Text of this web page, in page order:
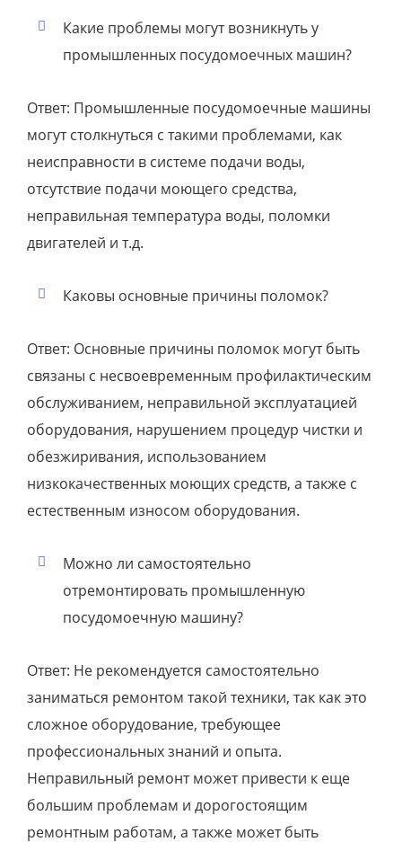
Какие проблемы могут возникнуть у
промышленных посудомоечных машин?
Ответ: Промышленные посудомоечные машины
могут столкнуться с такими проблемами, как
неисправности в системе подачи воды,
отсутствие подачи моющего средства,
неправильная температура воды, поломки
двигателей и т.д.
Каковы основные причины поломок?
Ответ: Основные причины поломок могут быть
связаны с несвоевременным профилактическим
обслуживанием, неправильной эксплуатацией
оборудования, нарушением процедур чистки и
обезжиривания, использованием
низкокачественных моющих средств, а также с
естественным износом оборудования.
Можно ли самостоятельно
отремонтировать промышленную
посудомоечную машину?
Ответ: Не рекомендуется самостоятельно
заниматься ремонтом такой техники, так как это
сложное оборудование, требующее
профессиональных знаний и опыта.
Неправильный ремонт может привести к еще
большим проблемам и дорогостоящим
ремонтным работам, а также может быть